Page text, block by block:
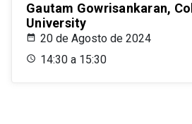
Gautam Gowrisankaran,
University
20 de Agosto de 2024
14:30 a 15:30